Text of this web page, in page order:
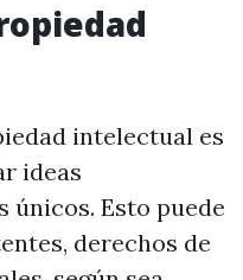
intelectual es
ideas
únicos. Esto puede
derechos de